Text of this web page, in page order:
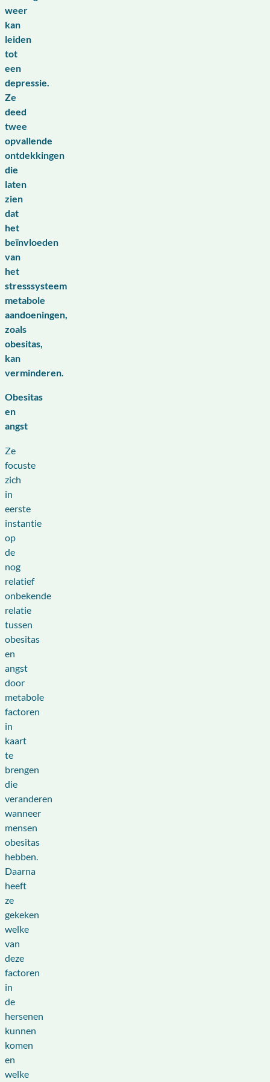
weer
kan
leiden
tot
een
depressie.
Ze
deed
twee
opvallende
ontdekkingen
die
laten
zien
dat
het
beïnvloeden
van
het
stresssysteem
metabole
aandoeningen,
zoals
obesitas,
kan
verminderen.
Obesitas
en
angst
Ze
focuste
zich
in
eerste
instantie
op
de
nog
relatief
onbekende
relatie
tussen
obesitas
en
angst
door
metabole
factoren
in
kaart
te
brengen
die
veranderen
wanneer
mensen
obesitas
hebben.
Daarna
heeft
ze
gekeken
welke
van
deze
factoren
in
de
hersenen
kunnen
komen
en
welke